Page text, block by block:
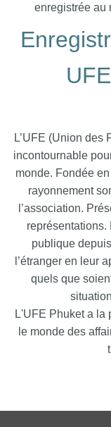
enregistrée au
L’UFE (Union des
incontournable
monde. Fondée
rayonnement
l’association.
représentations.
publique
l’étranger en leur
quels que
L'UFE Phuket a la
le monde des